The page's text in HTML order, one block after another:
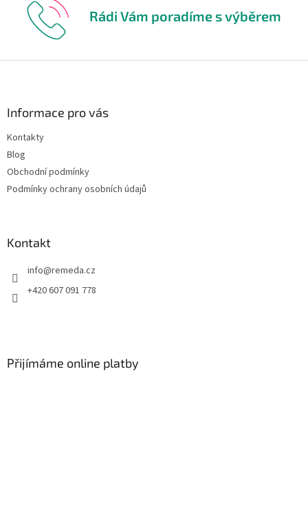
Rádi Vám poradíme s výběrem
Informace pro vás
Kontakty
Blog
Obchodní podmínky
Podmínky ochrany osobních údajů
Kontakt
info@remeda.cz
+420 607 091 778
Přijímáme online platby